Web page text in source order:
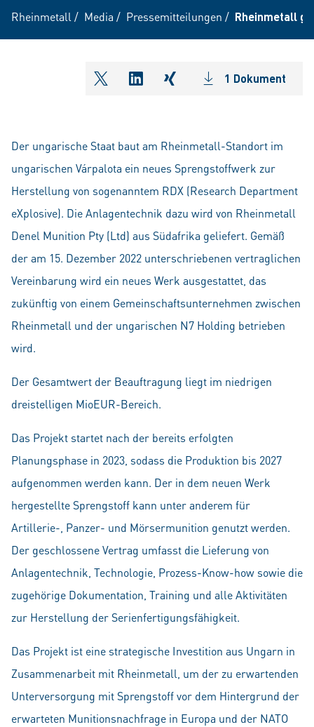
Rheinmetall / Media / Pressemitteilungen / Rheinmetall
shareOntwitter
shareOnlinkedIn
shareOnxing1 Dokument
Der ungarische Staat baut am Rheinmetall-Standort im
ungarischen Várpalota ein neues Sprengstoffwerk zur
Herstellung von sogenanntem RDX (Research Department
eXplosive). Die Anlagentechnik dazu wird von Rheinmetall
Denel Munition Pty (Ltd) aus Südafrika geliefert. Gemäß
der am 15. Dezember 2022 unterschriebenen vertraglichen
Vereinbarung wird ein neues Werk ausgestattet, das
zukünftig von einem Gemeinschaftsunternehmen zwischen
Rheinmetall und der ungarischen N7 Holding betrieben
wird.
Der Gesamtwert der Beauftragung liegt im niedrigen
dreistelligen MioEUR-Bereich.
Das Projekt startet nach der bereits erfolgten
Planungsphase in 2023, sodass die Produktion bis 2027
aufgenommen werden kann. Der in dem neuen Werk
hergestellte Sprengstoff kann unter anderem für
Artillerie-, Panzer- und Mörsermunition genutzt werden.
Der geschlossene Vertrag umfasst die Lieferung von
Anlagentechnik, Technologie, Prozess-Know-how sowie die
zugehörige Dokumentation, Training und alle Aktivitäten
zur Herstellung der Serienfertigungsfähigkeit.
Das Projekt ist eine strategische Investition aus Ungarn in
Zusammenarbeit mit Rheinmetall, um der zu erwartenden
Unterversorgung mit Sprengstoff vor dem Hintergrund der
erwarteten Munitionsnachfrage in Europa und der NATO